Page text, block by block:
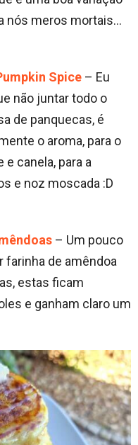
nós meros mortais…
Spice – Eu
não juntar todo o
de panquecas, é
o aroma, para o
canela, para a
e noz moscada :D
– Um pouco
farinha de amêndoa
estas ficam
e ganham claro um